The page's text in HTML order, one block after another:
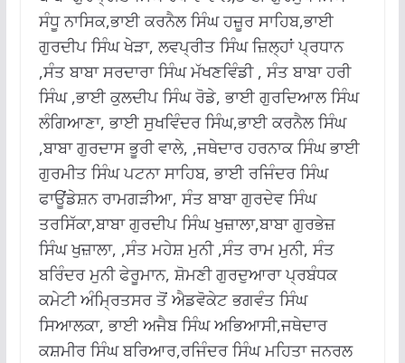
ਸੰਧੂ ਨਾਸਿਕ,ਭਾਈ ਕਰਨੈਲ ਸਿੰਘ ਹਜ਼ੂਰ ਸਾਹਿਬ,ਭਾਈ
ਗੁਰਦੀਪ ਸਿੰਘ ਖੇੜਾ, ਲਵਪ੍ਰੀਤ ਸਿੰਘ ਜ਼ਿਲ੍ਹਾਂ ਪ੍ਰਧਾਨ
,ਸੰਤ ਬਾਬਾ ਸਰਦਾਰਾ ਸਿੰਘ ਮੱਖਣਵਿੰਡੀ , ਸੰਤ ਬਾਬਾ ਹਰੀ
ਸਿੰਘ ,ਭਾਈ ਕੁਲਦੀਪ ਸਿੰਘ ਰੋਡੇ, ਭਾਈ ਗੁਰਦਿਆਲ ਸਿੰਘ
ਲੰਗਿਆਣਾ, ਭਾਈ ਸੁਖਵਿੰਦਰ ਸਿੰਘ,ਭਾਈ ਕਰਨੈਲ ਸਿੰਘ
,ਬਾਬਾ ਗੁਰਦਾਸ ਭੂਰੀ ਵਾਲੇ, ,ਜਥੇਦਾਰ ਹਰਨਾਕ ਸਿੰਘ ਭਾਈ
ਗੁਰਮੀਤ ਸਿੰਘ ਪਟਨਾ ਸਾਹਿਬ, ਭਾਈ ਰਜਿੰਦਰ ਸਿੰਘ
ਫਾਊਂਡੇਸ਼ਨ ਰਾਮਗੜੀਆ, ਸੰਤ ਬਾਬਾ ਗੁਰਦੇਵ ਸਿੰਘ
ਤਰਸਿੱਕਾ,ਬਾਬਾ ਗੁਰਦੀਪ ਸਿੰਘ ਖੁਜ਼ਾਲਾ,ਬਾਬਾ ਗੁਰਭੇਜ਼
ਸਿੰਘ ਖੁਜ਼ਾਲਾ, ,ਸੰਤ ਮਹੇਸ਼ ਮੁਨੀ ,ਸੰਤ ਰਾਮ ਮੁਨੀ, ਸੰਤ
ਬਰਿੰਦਰ ਮੁਨੀ ਫੇਰੂਮਾਨ, ਸ਼ੋਮਣੀ ਗੁਰਦੁਆਰਾ ਪ੍ਰਬੰਧਕ
ਕਮੇਟੀ ਅੰਮ੍ਰਿਤਸਰ ਤੋਂ ਐਡਵੋਕੇਟ ਭਗਵੰਤ ਸਿੰਘ
ਸਿਆਲਕਾ, ਭਾਈ ਅਜੈਬ ਸਿੰਘ ਅਭਿਆਸੀ,ਜਥੇਦਾਰ
ਕਸ਼ਮੀਰ ਸਿੰਘ ਬਰਿਆਰ,ਰਜਿੰਦਰ ਸਿੰਘ ਮਹਿਤਾ ਜਨਰਲ